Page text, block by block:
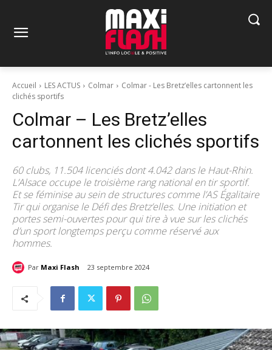
Accueil LES ACTUS Colmar
Colmar - Les Bretz’elles cartonnent les
clichés sportifs
Colmar – Les Bretz’elles
cartonnent les clichés sportifs
60 clubs, 11.504 licenciés dont 4.042 dans le Haut-Rhin.
L’Alsace occupe le troisième rang national en tir sportif.
Et se féminise au sein de structures comme l’AS Égalitaire
Tir qui organise le Défi des Bretz’elles. Une initiation et
portes semi-ouvertes pour qui tire à vue sur les clichés
d’un sport longtemps perçu comme réservé aux
hommes.
Par Maxi Flash 23 septembre 2024